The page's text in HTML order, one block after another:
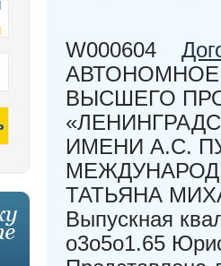
W000604
ВЫСШЕГО
ИМЕНИ А.С.
ТАТЬЯНА
Выпускная
о3о5о1.65